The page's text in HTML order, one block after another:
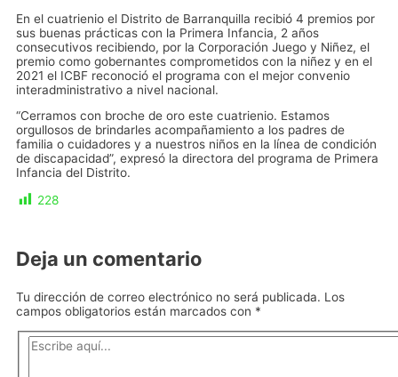
En el cuatrienio el Distrito de Barranquilla recibió 4 premios por
sus buenas prácticas con la Primera Infancia, 2 años
consecutivos recibiendo, por la Corporación Juego y Niñez, el
premio como gobernantes comprometidos con la niñez y en el
2021 el ICBF reconoció el programa con el mejor convenio
interadministrativo a nivel nacional.
“Cerramos con broche de oro este cuatrienio. Estamos
orgullosos de brindarles acompañamiento a los padres de
familia o cuidadores y a nuestros niños en la línea de condición
de discapacidad”, expresó la directora del programa de Primera
Infancia del Distrito.
228
Deja un comentario
Tu dirección de correo electrónico no será publicada. Los
campos obligatorios están marcados con *